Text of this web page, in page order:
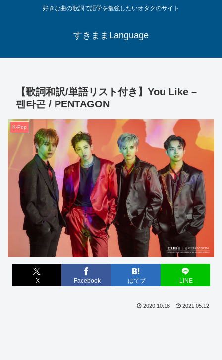
好きな曲の歌詞で語学を勉強したいオタクのサイト
すきままLanguage
【歌詞和訳/単語リスト付き】You Like –
펜타곤 / PENTAGON
K-Pop
X Facebook はてブ LINE
2020.10.18 2021.05.12